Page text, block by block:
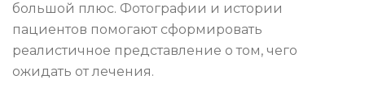
большой плюс. Фотографии и истории
пациентов помогают сформировать
реалистичное представление о том, чего
ожидать от лечения.